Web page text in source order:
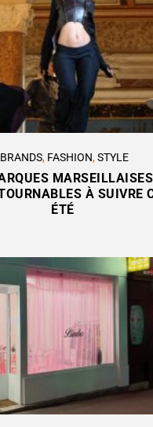
BRANDS, FASHION,STYLE
MARSEILLAISES
À SUIVRE
ÉTÉ